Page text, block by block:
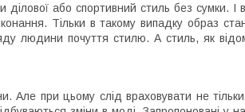
ділової або спортивний стиль без сумки. І
Тільки в такому випадку образ
людини почуття стилю. А стиль, як
Але при цьому слід враховувати не тільки